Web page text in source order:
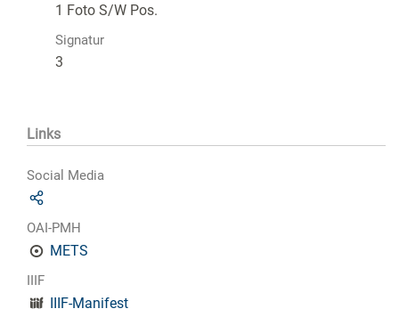
1 Foto S/W Pos.
Signatur
3
Links
Social Media
OAI-PMH
METS
IIIF
IIIF-Manifest